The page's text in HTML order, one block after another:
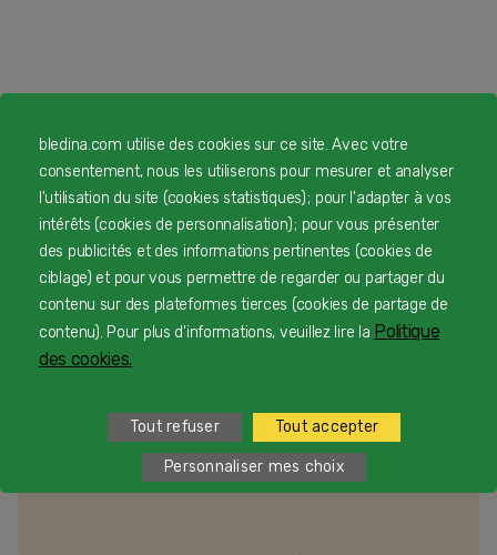
Pour vous accompagner
Diversification alimentaire
Lait bébé et préparation
biberon
bledina.com utilise des cookies sur ce site. Avec votre
consentement, nous les utiliserons pour mesurer et analyser
l'utilisation du site (cookies statistiques) ; pour l'adapter à vos
intérêts (cookies de personnalisation) ; pour vous présenter
des publicités et des informations pertinentes (cookies de
ciblage) et pour vous permettre de regarder ou partager du
contenu sur des plateformes tierces (cookies de partage de
contenu). Pour plus d'informations, veuillez lire la Politique
des cookies.
Tout refuser Tout accepter
Personnaliser mes choix